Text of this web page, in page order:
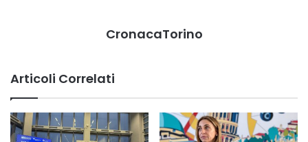
CronacaTorino
Articoli Correlati